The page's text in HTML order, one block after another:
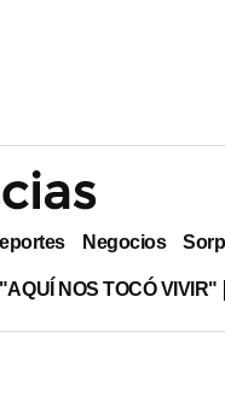
Negocios
NOS TOCÓ VIVIR"